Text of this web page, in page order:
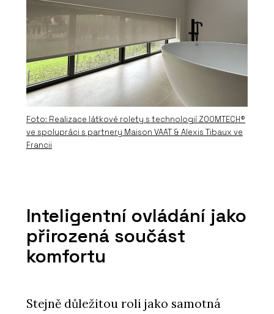
Foto: Realizace látkové rolety s technologií ZOOMTECH®
ve spolupráci s partnery Maison VAAT & Alexis Tibaux ve
Francii
Inteligentní ovládání jako
přirozená součást
komfortu
Stejně důležitou roli jako samotná